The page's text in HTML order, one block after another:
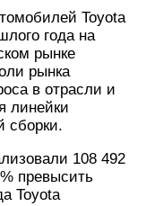
Toyota
года на
рынке
рынка
в отрасли и
линейки
сборки.
108 492
превысить
Toyota